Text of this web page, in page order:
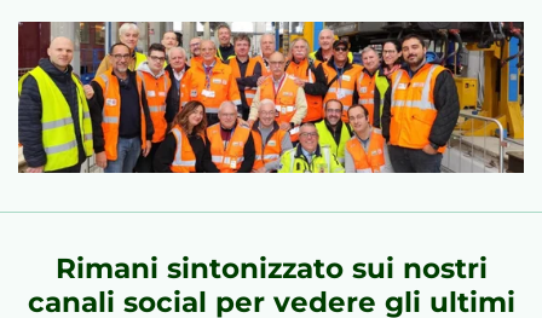
Rimani sintonizzato sui nostri
canali social per vedere gli ultimi